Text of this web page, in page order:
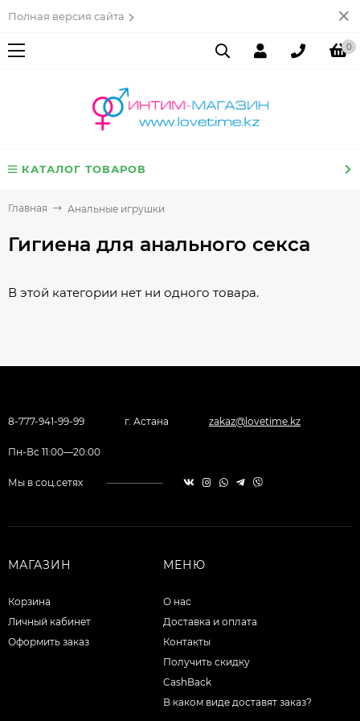
Полная версия сайта
0
КАТАЛОГ ТОВАРОВ
Главная Анальные игрушки
Гигиена для анального секса
В этой категории нет ни одного товара.
8-777-941-99-99 г. Астана zakaz@lovetime.kz
Пн-Вс 11:00—20:00
Мы в соц.сетях
МАГАЗИН
Корзина
Личный кабинет
Оформить заказ
МЕНЮ
О нас
Доставка и оплата
Контакты
Получить скидку
CashBack
В каком виде доставят заказ?